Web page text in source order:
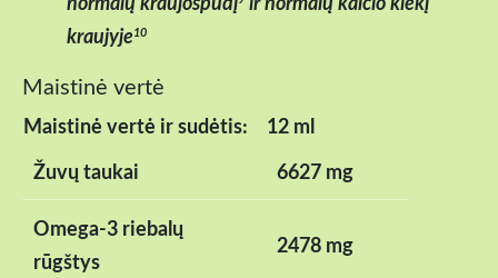
kraujyje10
Maistinė vertė
Maistinė vertė ir sudėtis:
12 ml
Žuvų taukai
6627 mg
Omega-3 riebalų
rūgštys
2478 mg